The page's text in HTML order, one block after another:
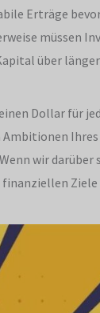
Erträge
müssen
über
Dollar für
Ambitionen Ihres
wir darüber
finanziellen